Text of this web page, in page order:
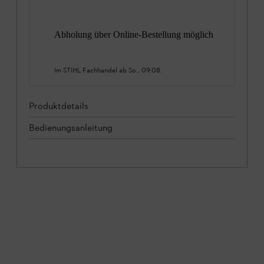
Abholung über Online-Bestellung möglich
Im STIHL Fachhandel ab So., 09.08.
Produktdetails
Bedienungsanleitung